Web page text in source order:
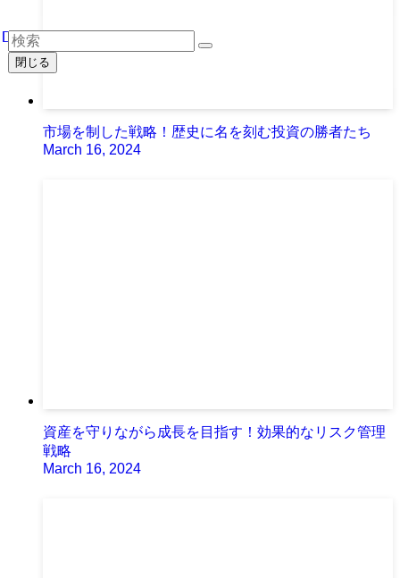
市場を制した戦略！歴史に名を刻む投資の勝者たち
March 16, 2024
資産を守りながら成長を目指す！効果的なリスク管理
戦略
March 16, 2024
閉じる